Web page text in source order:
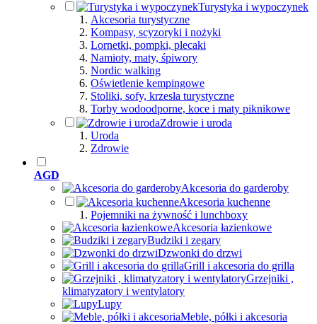
Turystyka i wypoczynek
Akcesoria turystyczne
Kompasy, scyzoryki i nożyki
Lornetki, pompki, plecaki
Namioty, maty, śpiwory
Nordic walking
Oświetlenie kempingowe
Stoliki, sofy, krzesła turystyczne
Torby wodoodporne, koce i maty piknikowe
Zdrowie i uroda
Uroda
Zdrowie
AGD
Akcesoria do garderoby
Akcesoria kuchenne
Pojemniki na żywność i lunchboxy
Akcesoria łazienkowe
Budziki i zegary
Dzwonki do drzwi
Grill i akcesoria do grilla
Grzejniki ,
klimatyzatory i wentylatory
Lupy
Meble, półki i akcesoria